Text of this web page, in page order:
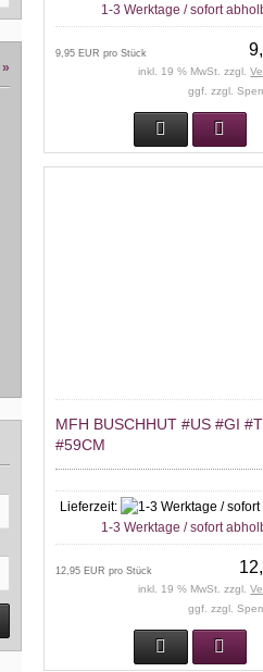
1-3 Werktage / sofort
9,95 EUR pro Stück
inkl. 19 % MwSt. zzgl.
ggf. zzgl.
MFH BUSCHHUT #US #GI
#59CM
Lieferzeit:
1-3 Werktage / sofort
12,95 EUR pro Stück
inkl. 19 % MwSt. zzgl.
ggf. zzgl.
»